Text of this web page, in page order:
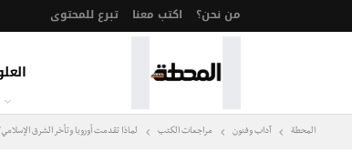
من نحن؟ اكتب معنا تبرع للمحتوى
المحطة آداب وفنون مراجعات الكتب لماذا تقدمت أوروبا وتأخر الشرق